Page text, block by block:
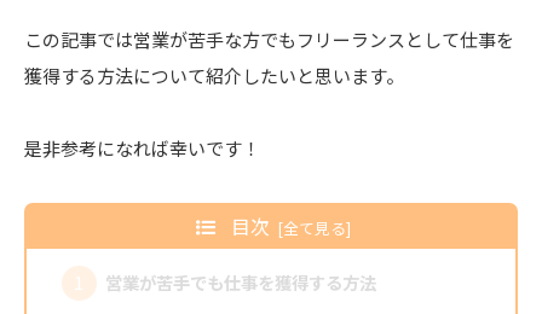
この記事では営業が苦手な方でもフリーランスとして仕事を
獲得する方法について紹介したいと思います。
是非参考になれば幸いです！
目次
営業が苦手でも仕事を獲得する方法